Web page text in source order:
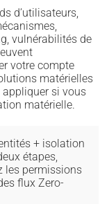
d’utilisateurs,
vulnérabilités de
votre compte
matérielles
appliquer si vous
matérielle.
+ isolation
étapes,
les permissions
flux Zero-